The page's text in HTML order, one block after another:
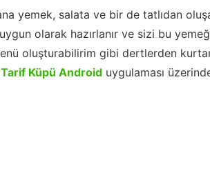
yemek, salata ve bir de tatlıdan
olarak hazırlanır ve sizi bu
oluşturabilirim gibi dertlerden
Tarif Küpü Android uygulaması